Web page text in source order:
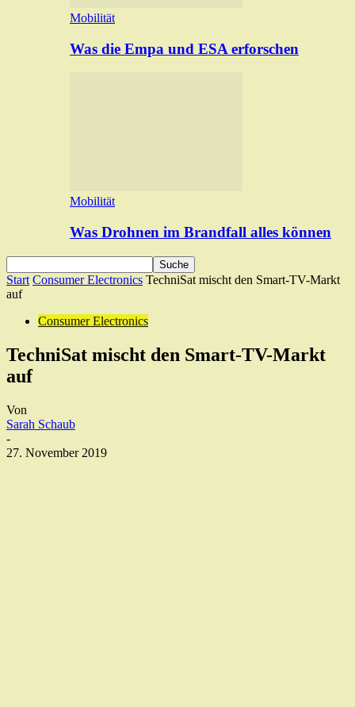
Mobilität
Was die Empa und ESA erforschen
Mobilität
Was Drohnen im Brandfall alles können
Start Consumer Electronics TechniSat mischt den Smart-TV-Markt
auf
Consumer Electronics
TechniSat mischt den Smart-TV-Markt
auf
Von
Sarah Schaub
-
27. November 2019